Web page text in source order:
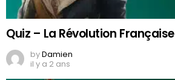
Quiz – La Révolution Française
byDamien
il y a 2 ans